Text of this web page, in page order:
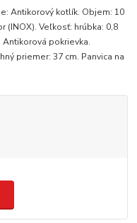
Antikorový kotlík. Objem: 10
(INOX). Veľkosť: hrúbka: 0,8
Antikorová pokrievka.
priemer: 37 cm. Panvica na